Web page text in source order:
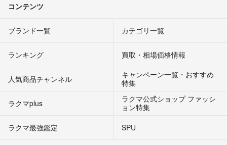
コンテンツ
ブランド一覧 カテゴリ一覧
ランキング 買取・相場価格情報
人気商品チャンネル
キャンペーン一覧・おすすめ
特集
ラクマplus
ラクマ公式ショップ ファッシ
ョン特集
ラクマ最強鑑定
SPU